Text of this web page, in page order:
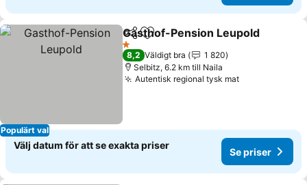
Populärt val
Dela Lägg till i Mina Favoriter
Gasthof-Pension Leupold
1 Stjärnor
8,2 Väldigt bra
1 820
Selbitz, 6.2 km till Naila
Autentisk regional tysk mat
Välj datum för att se exakta priser
Se priser